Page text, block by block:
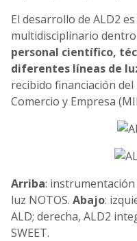
El desarrollo de ALD2
multidisciplinario
personal científico,
diferentes líneas de
recibido financiación
Comercio y Empresa
Arriba:
luz NOTOS. Abajo:
ALD; derecha, ALD2
SWEET.